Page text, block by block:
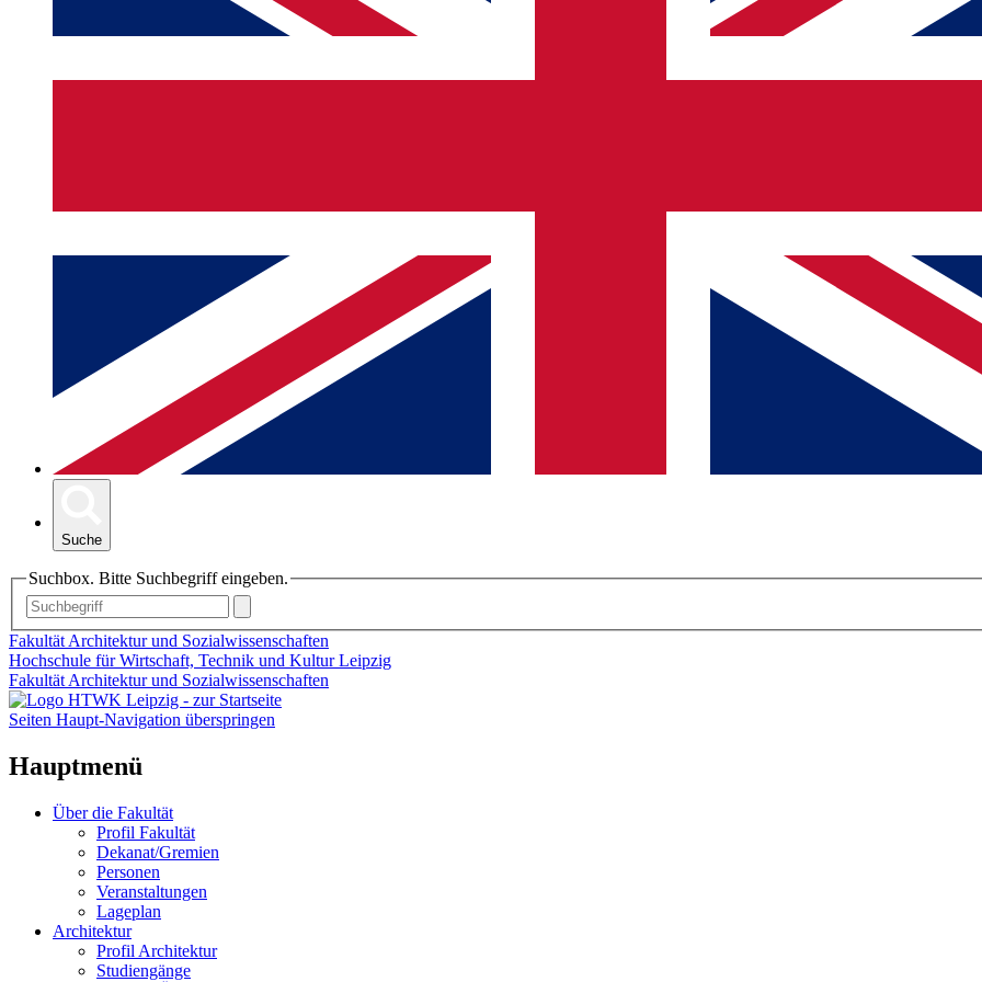
Suche
Suchbox. Bitte Suchbegriff eingeben.
Fakultät Architektur und Sozialwissenschaften
Hochschule für Wirtschaft, Technik und Kultur Leipzig
Fakultät Architektur und Sozialwissenschaften
Seiten Haupt-Navigation überspringen
Hauptmenü
Über die Fakultät
Profil Fakultät
Dekanat/Gremien
Personen
Veranstaltungen
Lageplan
Architektur
Profil Architektur
Studiengänge